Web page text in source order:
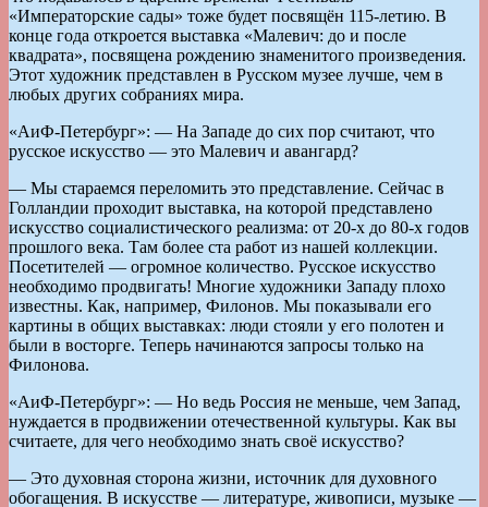
«Императорские сады» тоже будет посвящён 115-летию. В
конце года откроется выставка «Малевич: до и после
квадрата», посвящена рождению знаменитого произведения.
Этот художник представлен в Русском музее лучше, чем в
любых других собраниях мира.
«АиФ-Петербург»: — На Западе до сих пор считают, что
русское искусство — это Малевич и авангард?
— Мы стараемся переломить это представление. Сейчас в
Голландии проходит выставка, на которой представлено
искусство социалистического реализма: от 20-х до 80-х годов
прошлого века. Там более ста работ из нашей коллекции.
Посетителей — огромное количество. Русское искусство
необходимо продвигать! Многие художники Западу плохо
известны. Как, например, Филонов. Мы показывали его
картины в общих выставках: люди стояли у его полотен и
были в восторге. Теперь начинаются запросы только на
Филонова.
«АиФ-Петербург»: — Но ведь Россия не меньше, чем Запад,
нуждается в продвижении отечественной культуры. Как вы
считаете, для чего необходимо знать своё искусство?
— Это духовная сторона жизни, источник для духовного
обогащения. В искусстве — литературе, живописи, музыке —